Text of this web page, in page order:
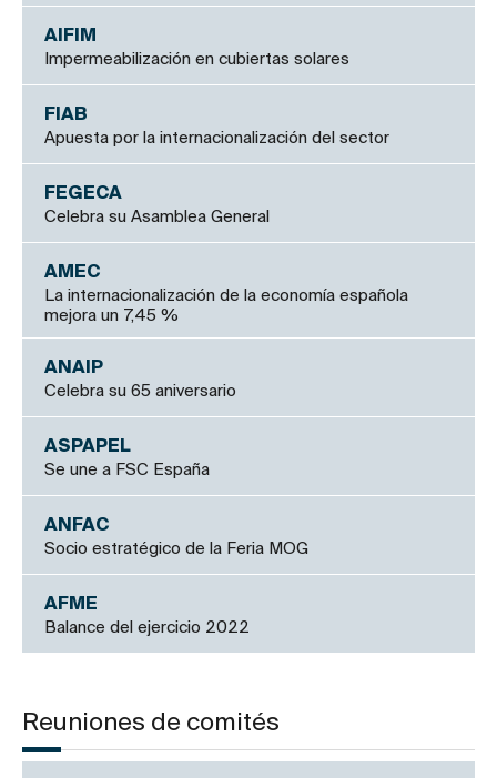
AIFIM
Impermeabilización en cubiertas solares
FIAB
Apuesta por la internacionalización del sector
FEGECA
Celebra su Asamblea General
AMEC
La internacionalización de la economía española
mejora un 7,45 %
ANAIP
Celebra su 65 aniversario
ASPAPEL
Se une a FSC España
ANFAC
Socio estratégico de la Feria MOG
AFME
Balance del ejercicio 2022
Reuniones de comités